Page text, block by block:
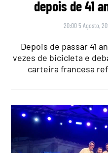
depois de 41
20:00 5 Agosto,
Depois de passar 41
vezes de bicicleta e
carteira francesa